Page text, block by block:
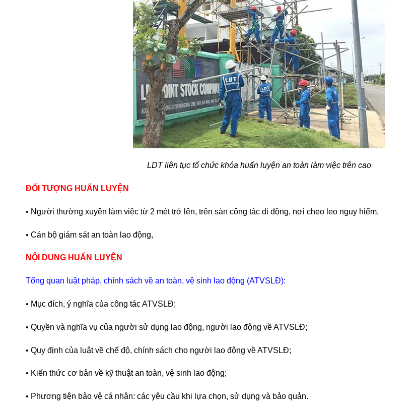
LDT liên tục tổ chức khóa huấn luyện an toàn làm việc trên cao
ĐỐI TƯỢNG HUẤN LUYỆN
• Người thường xuyên làm việc từ 2 mét trở lên, trên sàn công tác di động, nơi cheo leo nguy hiểm,
• Cán bộ giám sát an toàn lao động,
NỘI DUNG HUẤN LUYỆN
Tổng quan luật pháp, chính sách về an toàn, vệ sinh lao động (ATVSLĐ):
• Mục đích, ý nghĩa của công tác ATVSLĐ;
• Quyền và nghĩa vụ của người sử dụng lao động, người lao động về ATVSLĐ;
• Quy định của luật về chế độ, chính sách cho người lao động về ATVSLĐ;
• Kiến thức cơ bản về kỹ thuật an toàn, vệ sinh lao động;
• Phương tiện bảo vệ cá nhân: các yêu cầu khi lựa chọn, sử dụng và bảo quản.